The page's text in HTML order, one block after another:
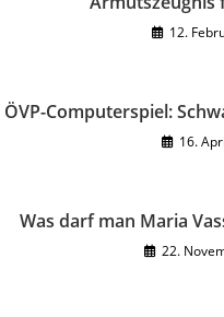
12.
ÖVP-Computerspiel:
16.
Was darf man Maria
22.